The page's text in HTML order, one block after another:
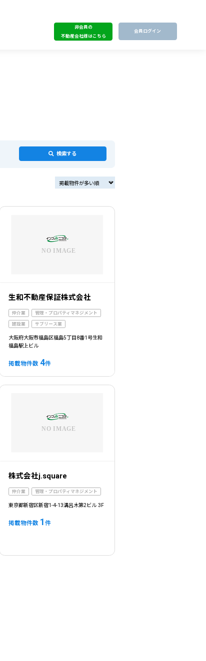
非会員の
不動産会社様はこちら
会員ログイン
検索する
掲載物件が多い順
生和不動産保証株式会社
仲介業 管理・プロパティマネジメント
建設業 サブリース業
大阪府大阪市福島区福島5丁目8番1号生和
福島駅上ビル
掲載物件数 4件
株式会社j.square
仲介業 管理・プロパティマネジメント
東京都新宿区新宿1-4-13溝呂木第2ビル 3F
掲載物件数 1 件